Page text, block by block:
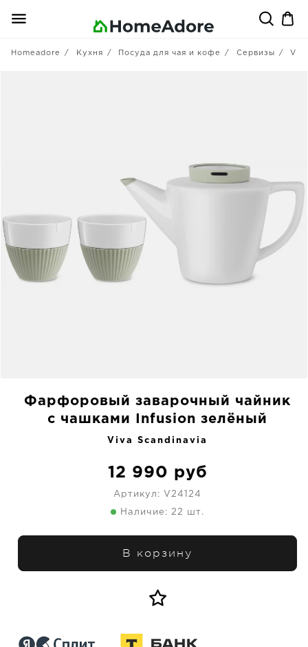
Homeadore Кухня Посуда для чая и кофе Сервизы
Фарфоровый заварочный чайник
с чашками Infusion зелёный
Viva Scandinavia
12 990 руб
Артикул: V24124
Наличие: 22 шт.
В корзину